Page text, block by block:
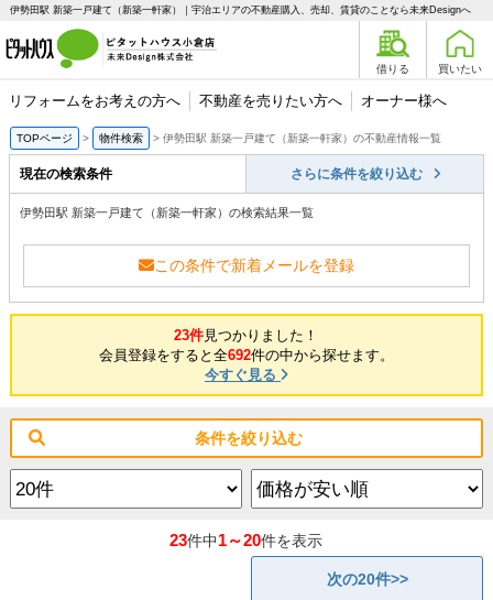
伊勢田駅 新築一戸建て（新築一軒家）｜宇治エリアの不動産購入、売却、賃貸のことなら未来Designへ
借りる 買いたい
リフォームをお考えの方へ 不動産を売りたい方へ オーナー様へ
TOPページ 物件検索 伊勢田駅 新築一戸建て（新築一軒家）の不動産情報一覧
現在の検索条件 さらに条件を絞り込む
伊勢田駅 新築一戸建て（新築一軒家）の検索結果一覧
この条件で新着メールを登録
23件見つかりました！
会員登録をすると全692件の中から探せます。
今すぐ見る
条件を絞り込む
23件中1～20件を表示
次の20件>>